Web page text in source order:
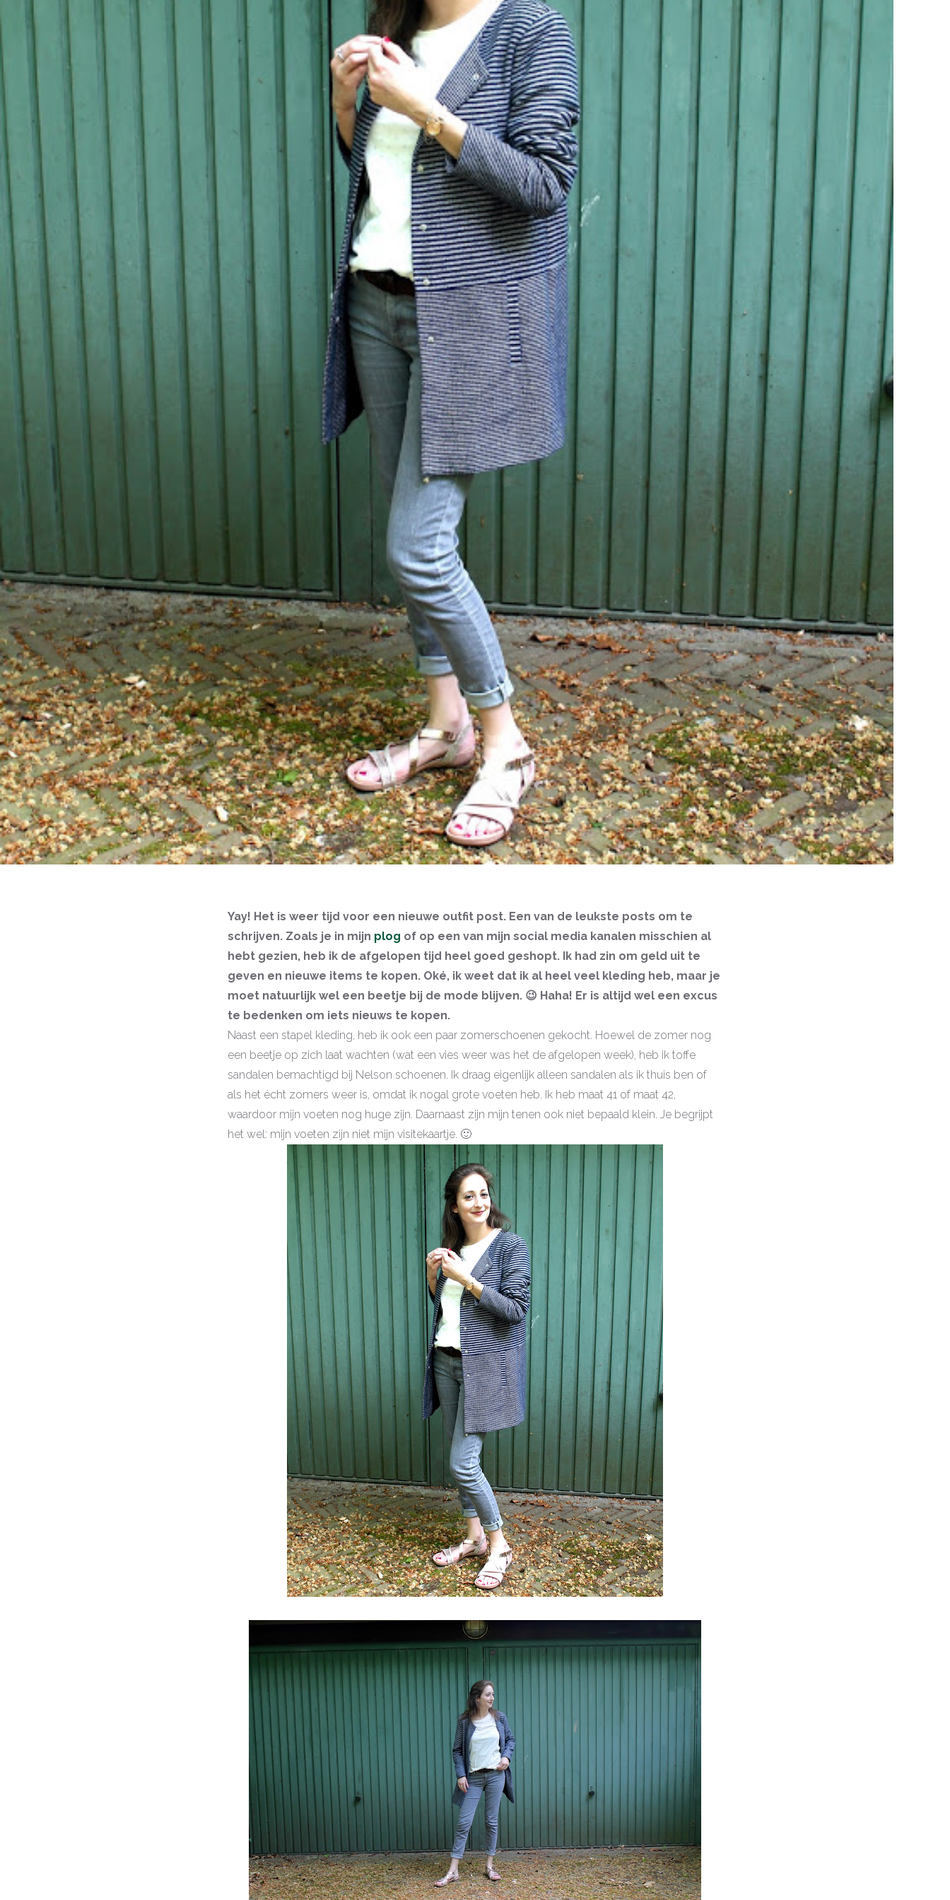
Yay! Het is weer tijd voor een nieuwe outfit post. Een van de leukste posts om te
schrijven. Zoals je in mijn plog of op een van mijn social media kanalen misschien al
hebt gezien, heb ik de afgelopen tijd heel goed geshopt. Ik had zin om geld uit te
geven en nieuwe items te kopen. Oké, ik weet dat ik al heel veel kleding heb, maar je
moet natuurlijk wel een beetje bij de mode blijven. 😉 Haha! Er is altijd wel een excus
te bedenken om iets nieuws te kopen.
Naast een stapel kleding, heb ik ook een paar zomerschoenen gekocht. Hoewel de zomer nog
een beetje op zich laat wachten (wat een vies weer was het de afgelopen week), heb ik toffe
sandalen bemachtigd bij Nelson schoenen. Ik draag eigenlijk alleen sandalen als ik thuis ben of
als het écht zomers weer is, omdat ik nogal grote voeten heb. Ik heb maat 41 of maat 42,
waardoor mijn voeten nog huge zijn. Daarnaast zijn mijn tenen ook niet bepaald klein. Je begrijpt
het wel: mijn voeten zijn niet mijn visitekaartje. 🙂